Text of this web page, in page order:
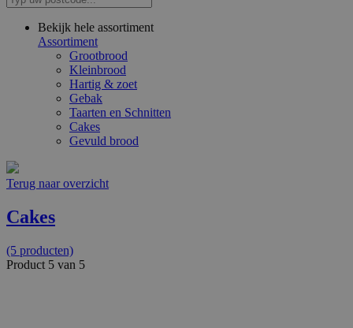
Bekijk hele assortiment
Assortiment
Grootbrood
Kleinbrood
Hartig & zoet
Gebak
Taarten en Schnitten
Cakes
Gevuld brood
Terug naar overzicht
Cakes
(5 producten)
Product 5 van 5